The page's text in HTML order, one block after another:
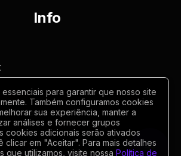
Info
para garantir que nosso site
Também configuramos cookies
sua experiência, manter a
análises e fornecer grupos
cookies adicionais serão ativados
clicar em "Aceitar". Para mais detalhes
que utilizamos, visite nossa Política de